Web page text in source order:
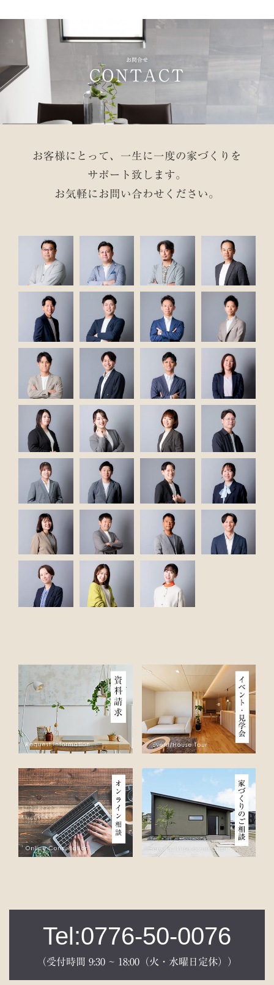
お問合せ
CONTACT
お客様にとって、一生に一度の家づくりを
サポート致します。
お気軽にお問い合わせください。
Tel:0776-50-0076
（受付時間 9:30 ~ 18:00（火・水曜日定休））